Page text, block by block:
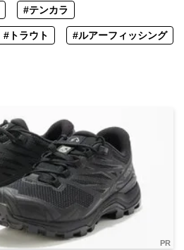
#テンカラ
#トラウト #ルアーフィッシング
PR